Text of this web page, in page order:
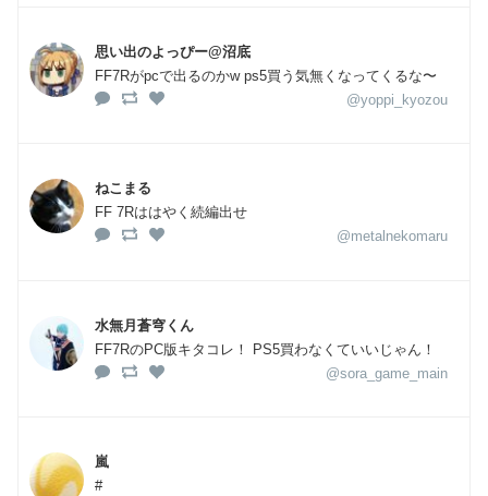
思い出のよっぴー@沼底
FF7Rがpcで出るのかw ps5買う気無くなってくるな〜
@yoppi_kyozou
ねこまる
FF 7Rははやく続編出せ
@metalnekomaru
水無月蒼穹くん
FF7RのPC版キタコレ！ PS5買わなくていいじゃん！
@sora_game_main
嵐
#